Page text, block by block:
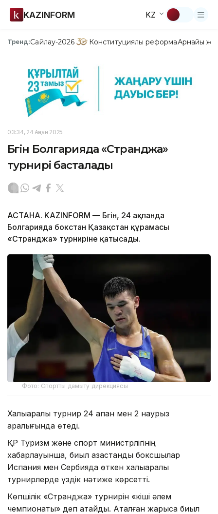
KAZINFORM KZ
Тренд:Сайлау-2026 Конституциялық реформаАрнайы
03:34, 24 Ақпан 2025
Бүгін Болгарияда «Странджа»
турнирі басталады
АСТАНА. KAZINFORM — Бүгін, 24 ақпанда
Болгарияда бокстан Қазақстан құрамасы
«Странджа» турниріне қатысады.
Фото: Спортты дамыту дирекциясы
Халықаралық турнир 24 ақпан мен 2 наурыз
аралығында өтеді.
ҚР Туризм және спорт министрлігінің
хабарлауынша, биыл қазақстандық боксшылар
Испания мен Сербияда өткен халықаралық
турнирлерде үздік нәтиже көрсетті.
Көпшілік «Странджа» турнирін «кіші әлем
чемпионаты» деп атайды. Аталған жарысқа биыл